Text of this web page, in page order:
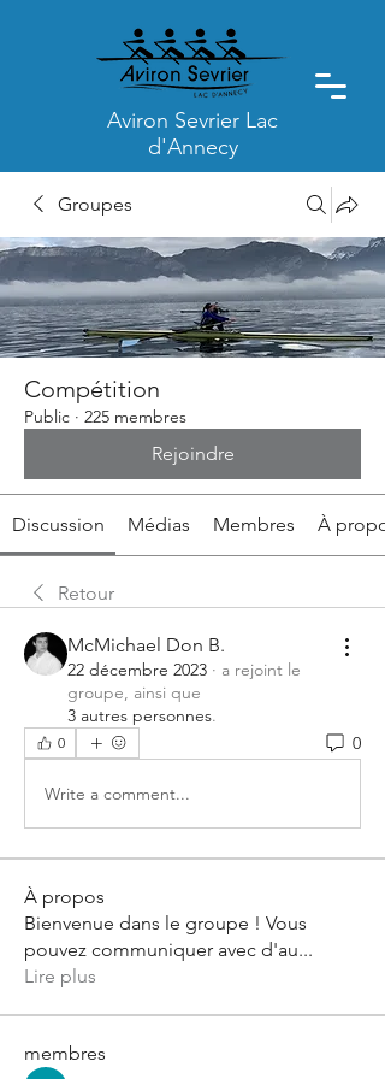
Aviron Sevrier Lac
d'Annecy
Groupes
Compétition
Public · 225 membres
Rejoindre
Discussion Médias Membres À
Retour
McMichael Don B.
22 décembre 2023 · a rejoint le
groupe, ainsi que
3 autres personnes.
0 0
Write a comment...
À propos
Bienvenue dans le groupe ! Vous
pouvez communiquer avec d'au...
Lire plus
membres